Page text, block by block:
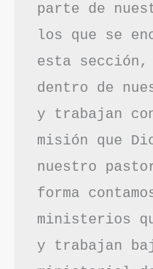
parte de
los que se
esta sección,
dentro de
y trabajan
misión que
nuestro
forma
ministerios
y trabajan